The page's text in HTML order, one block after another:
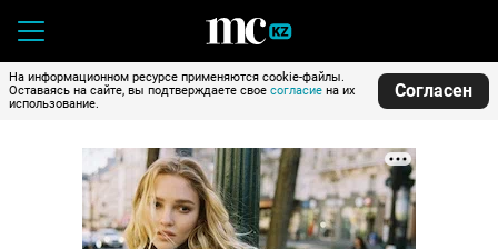
На информационном ресурсе применяются cookie-файлы.
Оставаясь на сайте, вы подтверждаете свое согласие на их
использование.
Согласен